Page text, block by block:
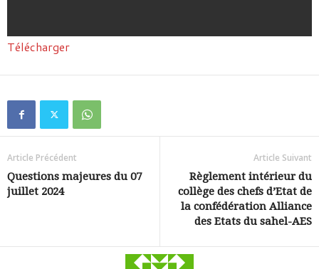
Télécharger
Article Précédent
Questions majeures du 07
juillet 2024
Article Suivant
Règlement intérieur du
collège des chefs d’Etat de
la confédération Alliance
des Etats du sahel-AES